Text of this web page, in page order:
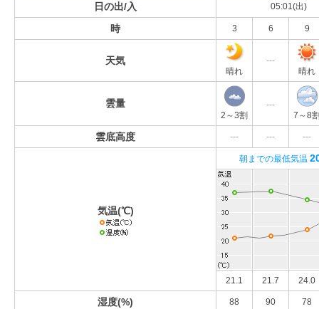
日の出/入 05:01(出)
時 3 6 9
天気
晴れ
---
晴れ
雲量
2～3割
---
7～8
雲底高度 --- --- ---
気温(℃)
朝までの最低気温
21.1 21.7 24.0
湿度(%) 88 90 78